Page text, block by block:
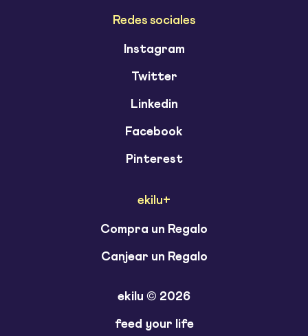
Redes sociales
Instagram
Twitter
Linkedin
Facebook
Pinterest
ekilu+
Compra un Regalo
Canjear un Regalo
ekilu © 2026
feed your life